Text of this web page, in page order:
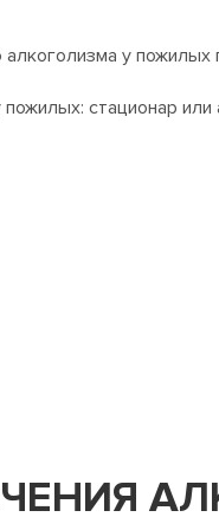
у пожилых
стационар